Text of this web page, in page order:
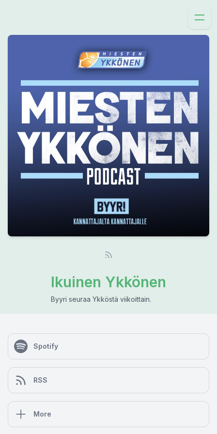
Ikuinen Ykkönen
Byyri seuraa Ykköstä viikoittain.
Spotify
RSS
More